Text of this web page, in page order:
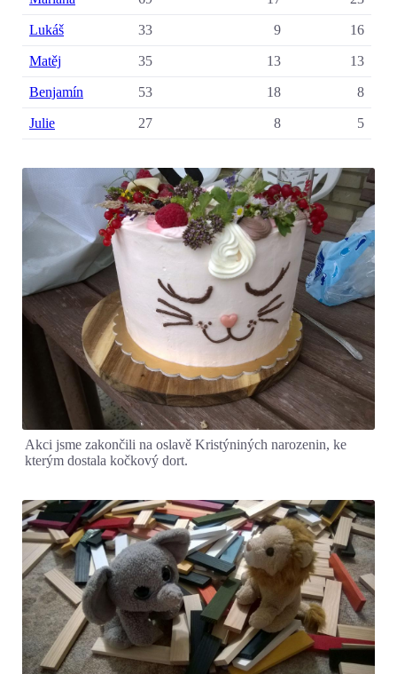
Lukáš 33 9 16
Matěj 35 13 13
Benjamín 53 18 8
Julie 27 8 5
Akci jsme zakončili na oslavě Kristýniných narozenin, ke
kterým dostala kočkový dort.